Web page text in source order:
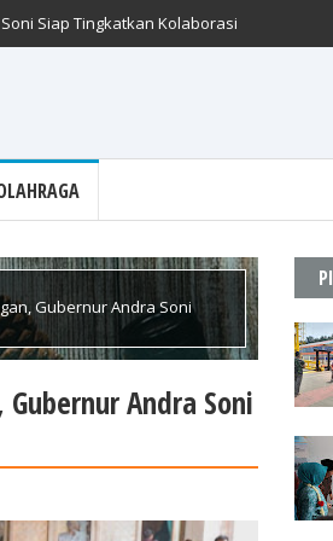
Siap Tingkatkan Kolaborasi
Gubernur Andra Soni
Andra Soni